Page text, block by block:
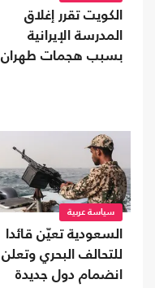
الكويت تقرر إغلاق
المدرسة الإيرانية
بسبب هجمات طهران
سياسة عربية
السعودية تعيّن قائدا
للتحالف البحري وتعلن
انضمام دول جديدة